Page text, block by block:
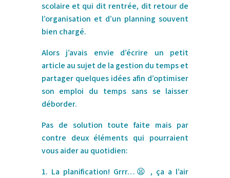
scolaire et qui dit rentrée, dit retour de
l’organisation et d’un planning souvent
bien chargé.
Alors j’avais envie d’écrire un petit
article au sujet de la gestion du temps et
partager quelques idées afin d’optimiser
son emploi du temps sans se laisser
déborder.
Pas de solution toute faite mais par
contre deux éléments qui pourraient
vous aider au quotidien:
La planification! Grrr…😫 , ça a l’air